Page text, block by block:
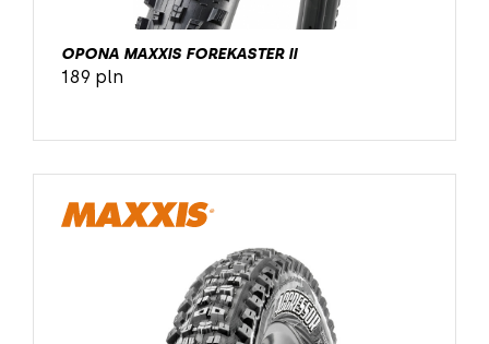
OPONA MAXXIS FOREKASTER II
189 pln